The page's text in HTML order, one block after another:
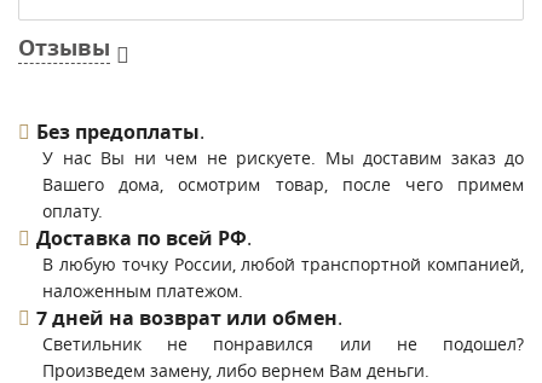
Отзывы
Без предоплаты.
У нас Вы ни чем не рискуете. Мы доставим заказ до
Вашего дома, осмотрим товар, после чего примем
оплату.
Доставка по всей РФ.
В любую точку России, любой транспортной компанией,
наложенным платежом.
7 дней на возврат или обмен.
Светильник не понравился или не подошел?
Произведем замену, либо вернем Вам деньги.